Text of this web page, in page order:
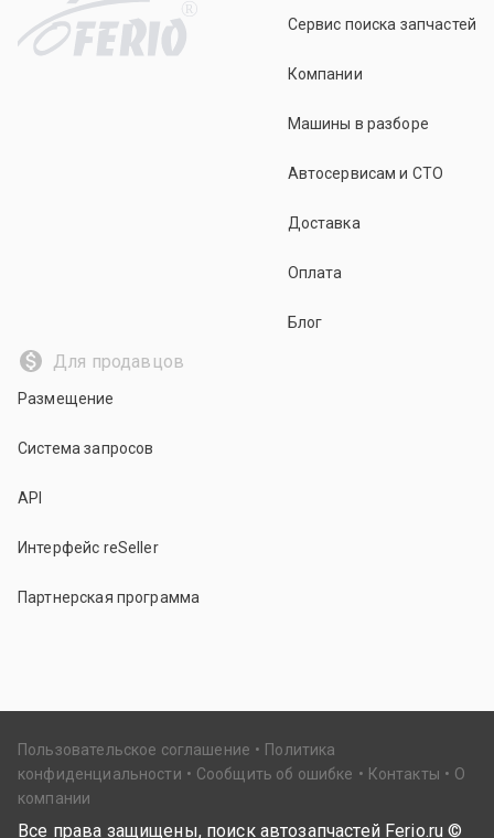
R
Сервис поиска запчастей
Компании
Машины в разборе
Автосервисам и СТО
Доставка
Оплата
Блог
Для продавцов
Размещение
Система запросов
API
Интерфейс reSeller
Партнерская программа
Пользовательское соглашение
Политика
конфиденциальности
Сообщить об ошибке Контакты
О
компании
Все права защищены, поиск автозапчастей Ferio.ru ©